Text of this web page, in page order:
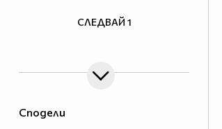
Сподели
СЛЕДВАЙ 1